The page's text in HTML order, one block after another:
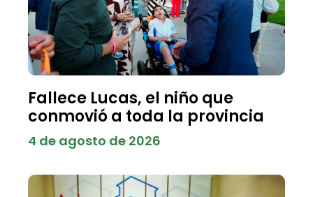
Fallece Lucas, el niño que
conmovió a toda la provincia
4 de agosto de 2026